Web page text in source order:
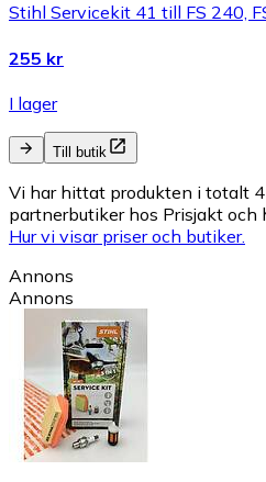
Stihl Servicekit 41 till FS 240,
255 kr
I lager
Till butik
Vi har hittat produkten i totalt
partnerbutiker hos Prisjakt och
Hur vi visar priser och butiker.
Annons
Annons